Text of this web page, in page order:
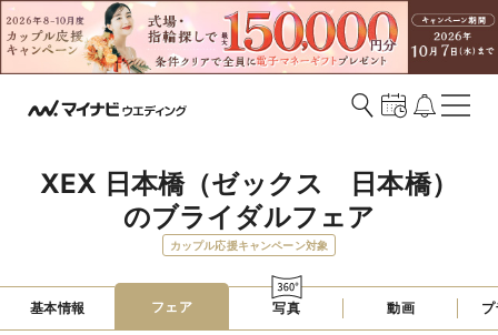
XEX 日本橋（ゼックス　日本橋）
のブライダルフェア
カップル応援キャンペーン対象
基本情報 フェア 写真 動画